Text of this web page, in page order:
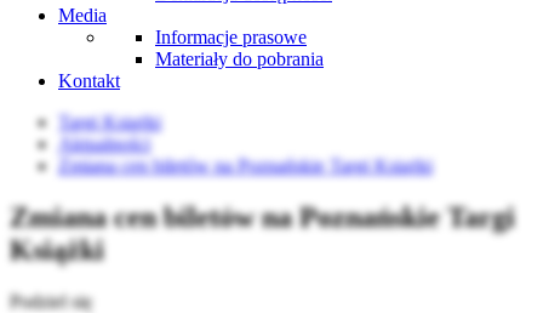
Media
Informacje prasowe
Materiały do pobrania
Kontakt
Targi Książki
Aktualności
Zmiana cen biletów na Poznańskie Targi Książki
Zmiana cen biletów na Poznańskie Targi
Książki
Podziel się